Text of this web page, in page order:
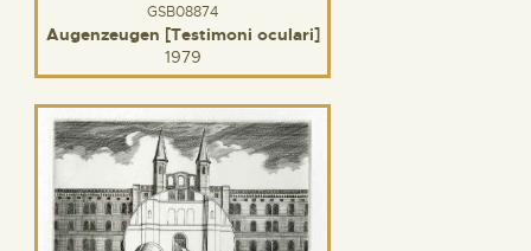
GSB08874
Augenzeugen [Testimoni oculari]
1979